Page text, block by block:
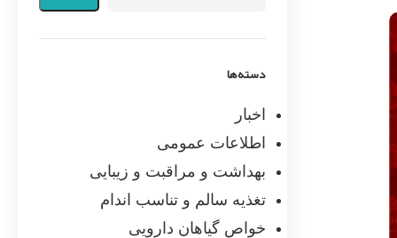
دسته‌ها
اخبار
اطلاعات عمومی
بهداشت و مراقبت و زیبایی
تغذیه سالم و تناسب اندام
خواص گیاهان دارویی